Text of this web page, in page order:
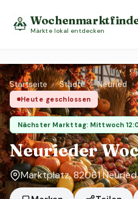
Märkte lokal entdecken
Startseite › Städte › Neuried ›
Heute geschlossen
Nächster Markttag: Mittwoch
Neurieder
Marktplatz, 82061 Neuried